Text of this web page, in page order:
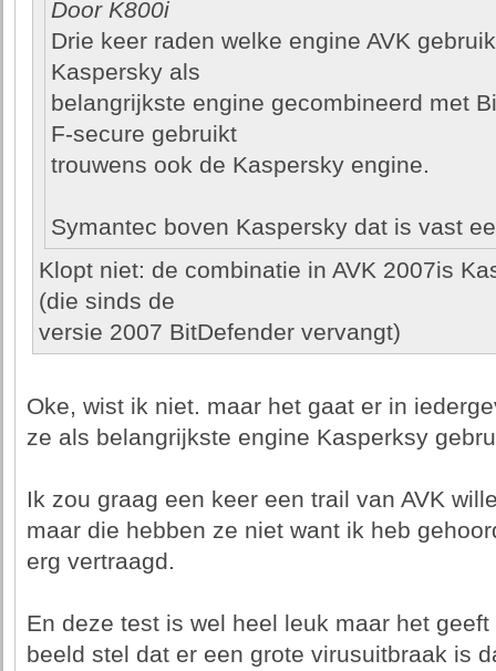
Door K800i
Drie keer raden welke engine AVK
Kaspersky als
belangrijkste engine gecombineerd met
F-secure gebruikt
trouwens ook de Kaspersky engine.
Symantec boven Kaspersky dat is vast
Klopt niet: de combinatie in AVK 2007is
(die sinds de
versie 2007 BitDefender vervangt)
Oke, wist ik niet. maar het gaat er in
ze als belangrijkste engine Kasperksy
Ik zou graag een keer een trail van AVK
maar die hebben ze niet want ik heb
erg vertraagd.
En deze test is wel heel leuk maar het
beeld stel dat er een grote virusuitbraak is